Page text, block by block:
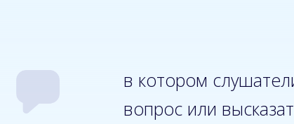
в котором
вопрос или